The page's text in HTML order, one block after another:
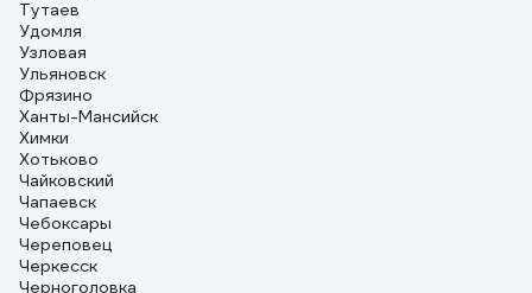
Тутаев
Удомля
Узловая
Ульяновск
Фрязино
Ханты-Мансийск
Химки
Хотьково
Чайковский
Чапаевск
Чебоксары
Череповец
Черкесск
Черноголовка